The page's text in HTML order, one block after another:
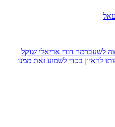
לשעברמר דודי אריאלי שוקל
לראיון בכדי לשמוע זאת ממנו